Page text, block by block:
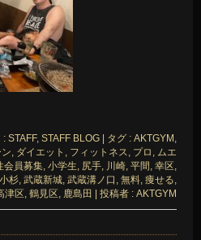
: STAFF, STAFF BLOG | タグ : AKTGYM,
, ダイエット , フィットネス, プロ , ムエ
会員募集, 小学生, 尻手, 川崎, 平間, 幸区,
杉, 武蔵新城, 武蔵溝ノ口 , 無料, 痩せる,
津区, 鶴見区, 鹿島田 | 投稿者 : AKTGYM